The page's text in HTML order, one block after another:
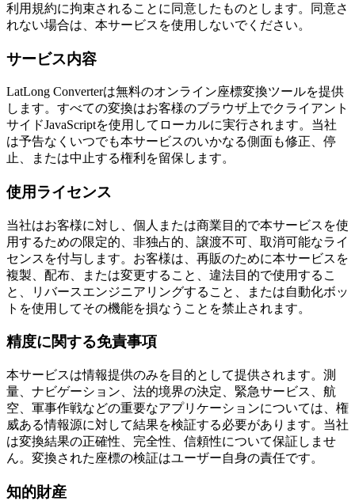
利用規約に拘束されることに同意したものとします。同意さ
れない場合は、本サービスを使用しないでください。
サービス内容
LatLong Converterは無料のオンライン座標変換ツールを提供
します。すべての変換はお客様のブラウザ上でクライアント
サイドJavaScriptを使用してローカルに実行されます。当社
は予告なくいつでも本サービスのいかなる側面も修正、停
止、または中止する権利を留保します。
使用ライセンス
当社はお客様に対し、個人または商業目的で本サービスを使
用するための限定的、非独占的、譲渡不可、取消可能なライ
センスを付与します。お客様は、再販のために本サービスを
複製、配布、または変更すること、違法目的で使用するこ
と、リバースエンジニアリングすること、または自動化ボッ
トを使用してその機能を損なうことを禁止されます。
精度に関する免責事項
本サービスは情報提供のみを目的として提供されます。測
量、ナビゲーション、法的境界の決定、緊急サービス、航
空、軍事作戦などの重要なアプリケーションについては、権
威ある情報源に対して結果を検証する必要があります。当社
は変換結果の正確性、完全性、信頼性について保証しませ
ん。変換された座標の検証はユーザー自身の責任です。
知的財産